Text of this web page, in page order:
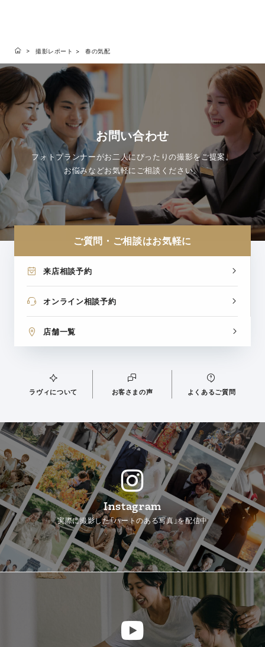
撮影レポート 春の気配
お問い合わせ
フォトプランナーがお二人にぴったりの撮影をご提案。
お悩みなどお気軽にご相談ください。
ご質問・ご相談はお気軽に
来店相談予約
オンライン相談予約
店舗一覧
ラヴィについて お客さまの声 よくあるご質問
Instagram
実際に撮影した「ハートのある写真」を配信中